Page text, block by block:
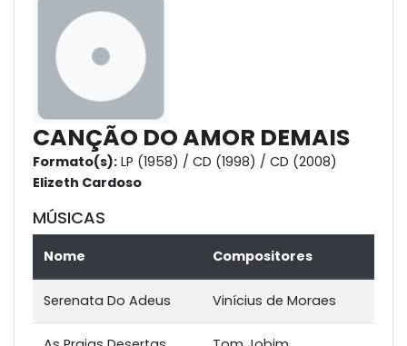
CANÇÃO DO AMOR DEMAIS
Formato(s): LP (1958) / CD (1998) / CD (2008)
Elizeth Cardoso
MÚSICAS
Nome Compositores
Serenata Do Adeus Vinícius de Moraes